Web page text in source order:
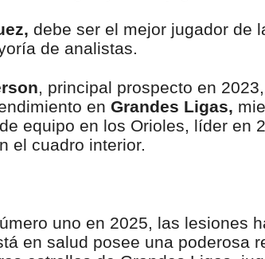
debe ser el mejor jugador de
de analistas.
, principal prospecto en
en Grandes Ligas,
equipo en los Orioles, líder en
el cuadro interior.
uno en 2025, las lesiones
en salud posee una poderosa